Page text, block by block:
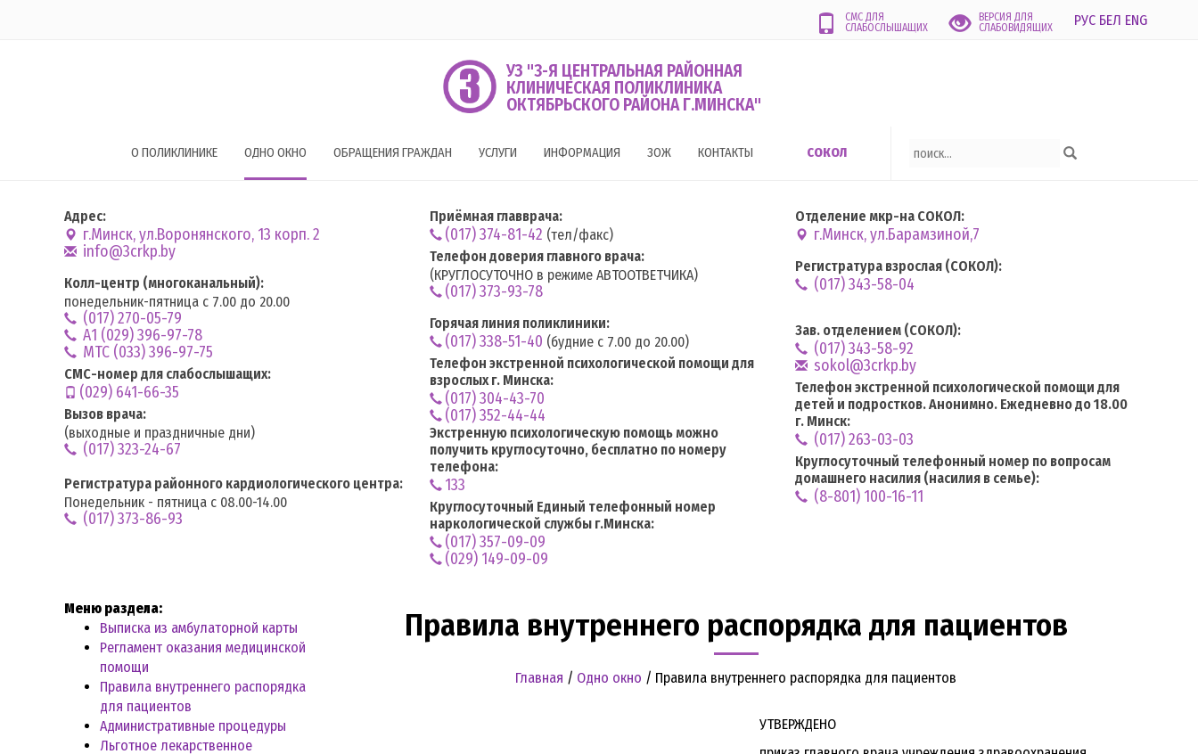
СМС ДЛЯ
СЛАБОСЛЫШАЩИХ
ВЕРСИЯ ДЛЯ
СЛАБОВИДЯЩИХ
РУС БЕЛ ENG
УЗ "3-Я ЦЕНТРАЛЬНАЯ РАЙОННАЯ
КЛИНИЧЕСКАЯ ПОЛИКЛИНИКА
ОКТЯБРЬСКОГО РАЙОНА Г.МИНСКА"
О ПОЛИКЛИНИКЕ ОДНО ОКНО ОБРАЩЕНИЯ ГРАЖДАН УСЛУГИ ИНФОРМАЦИЯ ЗОЖ КОНТАКТЫ СОКОЛ
Адрес:
г.Минск, ул.Воронянского, 13 корп. 2
info@3crkp.by
Колл-центр (многоканальный):
понедельник-пятница с 7.00 до 20.00
(017) 270-05-79
А1 (029) 396-97-78
MTC (033) 396-97-75
СМС-номер для слабослышащих:
(029) 641-66-35
Вызов врача:
(выходные и праздничные дни)
(017) 323-24-67
Регистратура районного кардиологического центра:
Понедельник - пятница с 08.00-14.00
(017) 373-86-93
Приёмная главврача:
(017) 374-81-42 (тел/факс)
Телефон доверия главного врача:
(КРУГЛОСУТОЧНО в режиме АВТООТВЕТЧИКА)
(017) 373-93-78
Горячая линия поликлиники:
(017) 338-51-40 (будние с 7.00 до 20.00)
Телефон экстренной психологической помощи для
взрослых г. Минска:
(017) 304-43-70
(017) 352-44-44
Экстренную психологическую помощь можно
получить круглосуточно, бесплатно по номеру
телефона:
133
Круглосуточный Единый телефонный номер
наркологической службы г.Минска:
(017) 357-09-09
(029) 149-09-09
Отделение мкр-на СОКОЛ:
г.Минск, ул.Барамзиной,7
Регистратура взрослая (СОКОЛ):
(017) 343-58-04
Зав. отделением (СОКОЛ):
(017) 343-58-92
sokol@3crkp.by
Телефон экстренной психологической помощи для
детей и подростков. Анонимно. Ежедневно до 18.00
г. Минск:
(017) 263-03-03
Круглосуточный телефонный номер по вопросам
домашнего насилия (насилия в семье):
(8-801) 100-16-11
Правила внутреннего распорядка для пациентов
Главная / Одно окно / Правила внутреннего распорядка для пациентов
УТВЕРЖДЕНО
Меню раздела:
Выписка из амбулаторной карты
Регламент оказания медицинской
помощи
Правила внутреннего распорядка
для пациентов
Административные процедуры
Льготное лекарственное